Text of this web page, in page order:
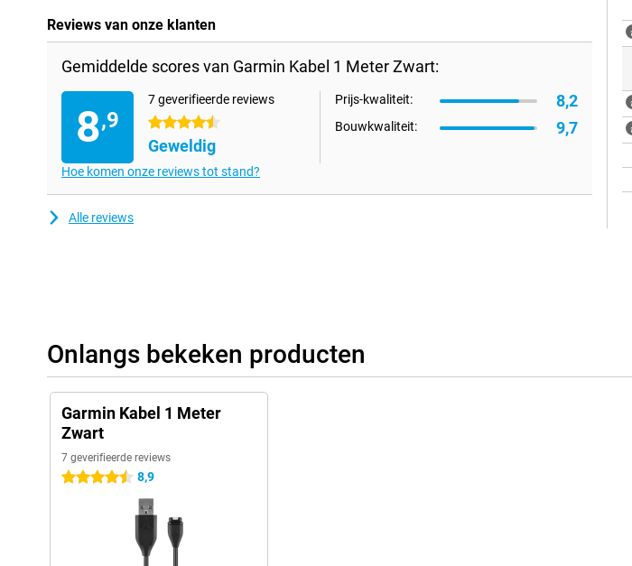
Garmin Forerunner 45 / 45S / 245 / 245 Music / 935 / 945
Garmin Legacy Saga Series
Garmin Quatix 5 / 5 Saphir
Garmin Tactix Charlie
Garmin Venu
Garmin Vivoactive 3 / 3 Music / 4 / 4s
Reviews van onze klanten
Gemiddelde scores van Garmin Kabel 1 Meter Zwart:
8,9
7 geverifieerde reviews
4.5 sterren
Geweldig
Prijs-kwaliteit: 8,2
Bouwkwaliteit: 9,7
Hoe komen onze reviews tot stand?
Alle reviews
Onlangs bekeken producten
Garmin Kabel 1 Meter
Zwart
7 geverifieerde reviews
4.5 sterren 8,9